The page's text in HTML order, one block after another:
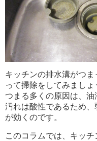
キッチンの排水溝がつ
って掃除をしてみまし
つまる多くの原因は、
汚れは酸性であるため
が効くのです。
このコラムでは、キッ